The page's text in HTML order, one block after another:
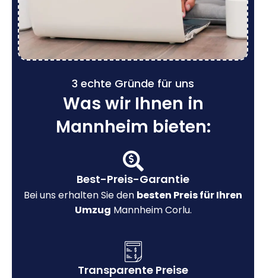
3 echte Gründe für uns
Was wir Ihnen in
Mannheim bieten:
Best-Preis-Garantie
Bei uns erhalten Sie den besten Preis für Ihren
Umzug Mannheim Corlu.
Transparente Preise